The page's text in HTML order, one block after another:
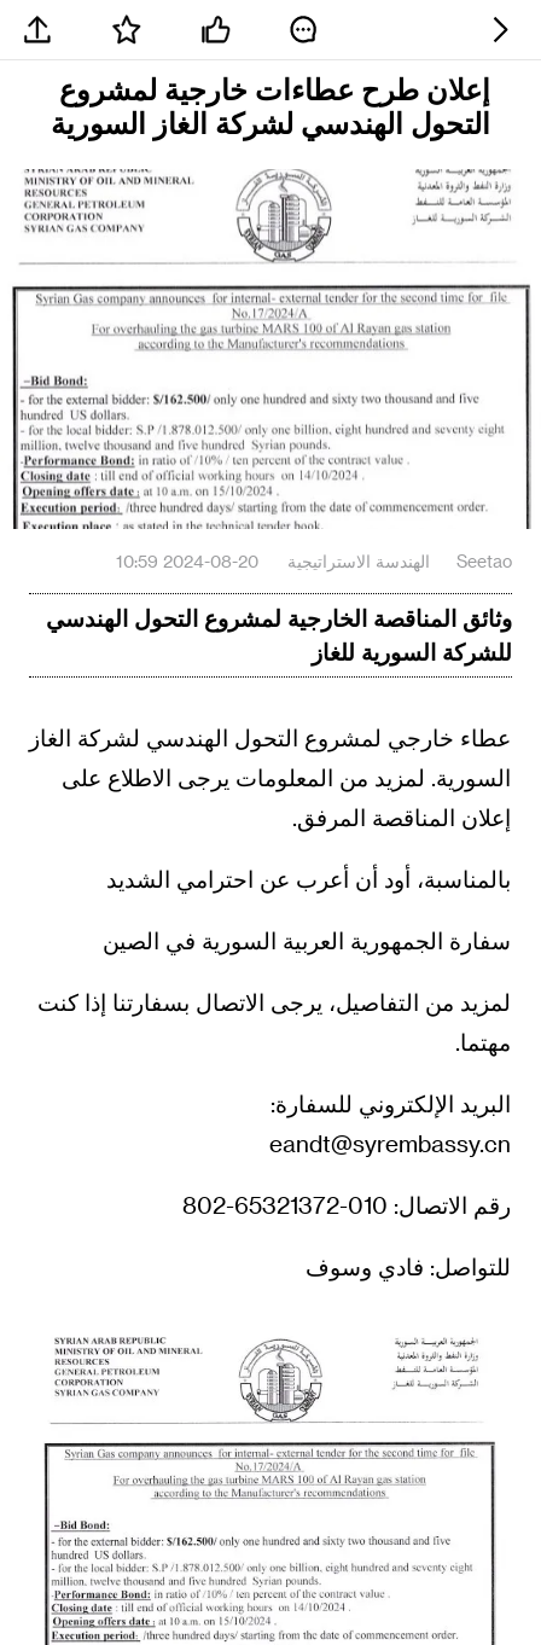
إعلان طرح عطاءات خارجية لمشروع
التحول الهندسي لشركة الغاز السورية
Seetao الهندسة الاستراتيجية 2024-08-20 10:59
وثائق المناقصة الخارجية لمشروع التحول الهندسي
للشركة السورية للغاز
عطاء خارجي لمشروع التحول الهندسي لشركة الغاز
السورية. لمزيد من المعلومات يرجى الاطلاع على
إعلان المناقصة المرفق.
بالمناسبة، أود أن أعرب عن احترامي الشديد
سفارة الجمهورية العربية السورية في الصين
لمزيد من التفاصيل، يرجى الاتصال بسفارتنا إذا كنت
مهتما.
البريد الإلكتروني للسفارة:
eandt@syrembassy.cn
رقم الاتصال: 010-65321372-802
للتواصل: فادي وسوف